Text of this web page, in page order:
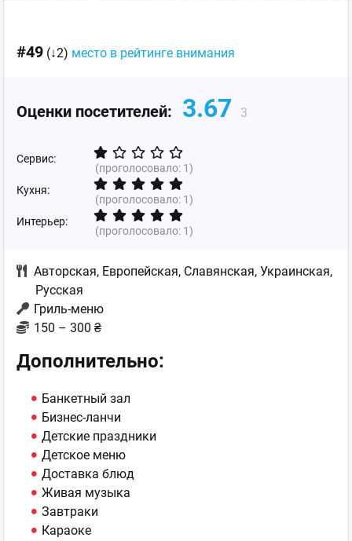
#49 (↓2) место в рейтинге внимания
Оценки посетителей: 3.67 3
Сервис:
(проголосовало: 1)
Кухня:
(проголосовало: 1)
Интерьер:
(проголосовало: 1)
Авторская, Европейская, Славянская, Украинская,
Русская
Гриль-меню
150 – 300 ₴
Дополнительно:
Банкетный зал
Бизнес-ланчи
Детские праздники
Детское меню
Доставка блюд
Живая музыка
Завтраки
Караоке